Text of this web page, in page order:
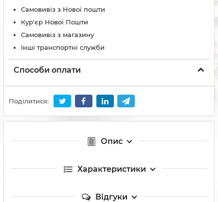
Самовивіз з Нової пошти
Кур'єр Нової Пошти
Самовивіз з магазину
Інші транспортні служби
Способи оплати
Поділитися:
Опис
Характеристики
Відгуки